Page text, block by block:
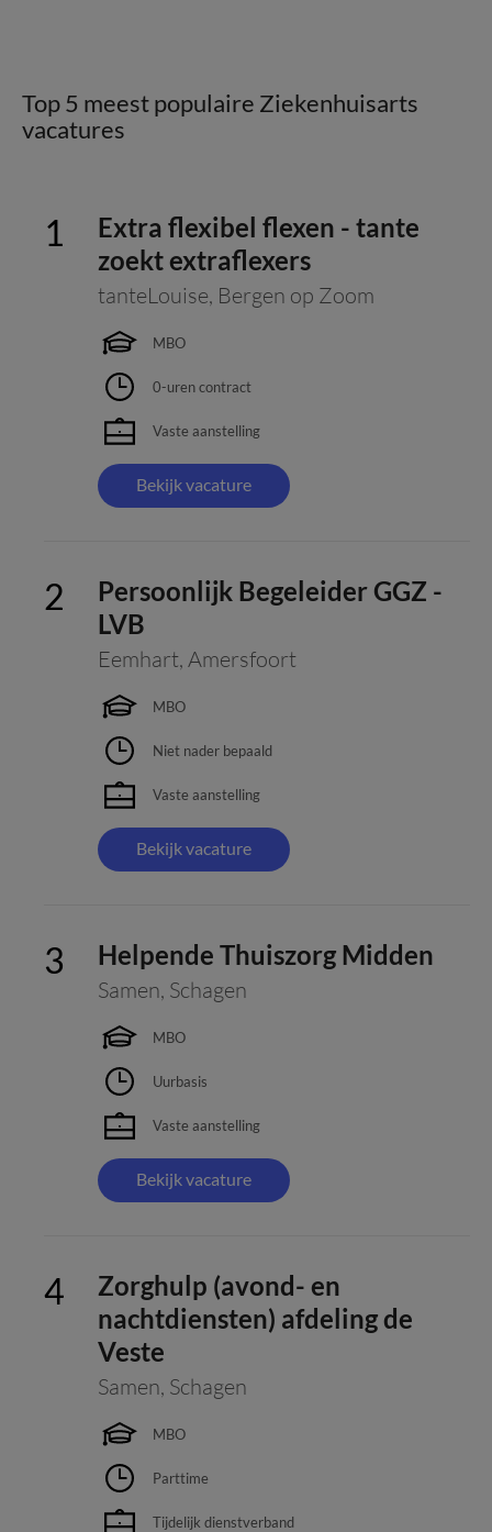
Top 5 meest populaire Ziekenhuisarts
vacatures
Extra flexibel flexen - tante
zoekt extraflexers
tanteLouise, Bergen op Zoom
MBO
0-uren contract
Vaste aanstelling
Bekijk vacature
Persoonlijk Begeleider GGZ -
LVB
Eemhart, Amersfoort
MBO
Niet nader bepaald
Vaste aanstelling
Bekijk vacature
Helpende Thuiszorg Midden
Samen, Schagen
MBO
Uurbasis
Vaste aanstelling
Bekijk vacature
Zorghulp (avond- en
nachtdiensten) afdeling de
Veste
Samen, Schagen
MBO
Parttime
Tijdelijk dienstverband